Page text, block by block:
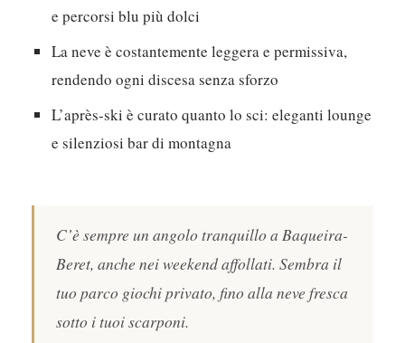
e percorsi blu più dolci
La neve è costantemente leggera e permissiva,
rendendo ogni discesa senza sforzo
L’après-ski è curato quanto lo sci: eleganti lounge
e silenziosi bar di montagna
C’è sempre un angolo tranquillo a Baqueira-
Beret, anche nei weekend affollati. Sembra il
tuo parco giochi privato, fino alla neve fresca
sotto i tuoi scarponi.